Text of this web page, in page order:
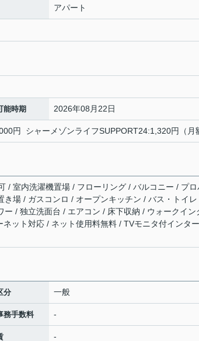
アパート
能時期 2026年08月22日
円 シャーメゾンライフSUPPORT24:1,320円（月
/ 室内洗濯機置場 / フローリング / バルコニー / プロ
場 / ガスコンロ / オープンキッチン / バス・トイレ
/ 独立洗面台 / エアコン / 床下収納 / ウォークイン
ット対応 / ネット使用料無料 / TVモニタ付インタ
分 一般
務手数料 -
-